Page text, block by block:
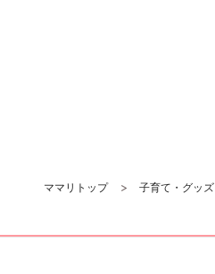
ママリトップ 子育て・グッズ